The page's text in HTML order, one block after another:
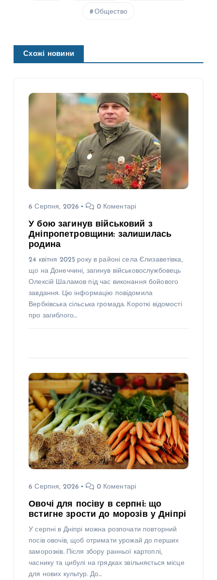
Общество
Схожі новини
6 Серпня, 2026 0 Коментарі
У бою загинув військовий з
Дніпропетровщини: залишилась
родина
24 квітня 2025 року в районі села Єлизаветівка,
що на Донеччині, загинув військовослужбовець
Олексій Шаламов під час виконання бойового
завдання. Цю інформацію повідомила
Вербківська сільська громада. Короткі відомості
про загиблого…
6 Серпня, 2026 0 Коментарі
Овочі для посіву в серпні: що
встигне зрости до морозів у Дніпрі
У серпні в Дніпрі можна розпочати повторний
посів овочів, щоб отримати урожай до перших
заморозків. Після збору ранньої картоплі,
часнику та цибулі на грядках звільняється місце
для нових культур. До…